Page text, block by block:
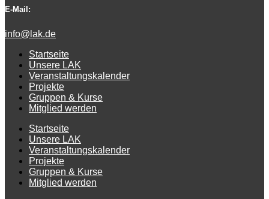
E-Mail:
info@lak.de
Startseite
Unsere LAK
Veranstaltungskalender
Projekte
Gruppen & Kurse
Mitglied werden
Startseite
Unsere LAK
Veranstaltungskalender
Projekte
Gruppen & Kurse
Mitglied werden